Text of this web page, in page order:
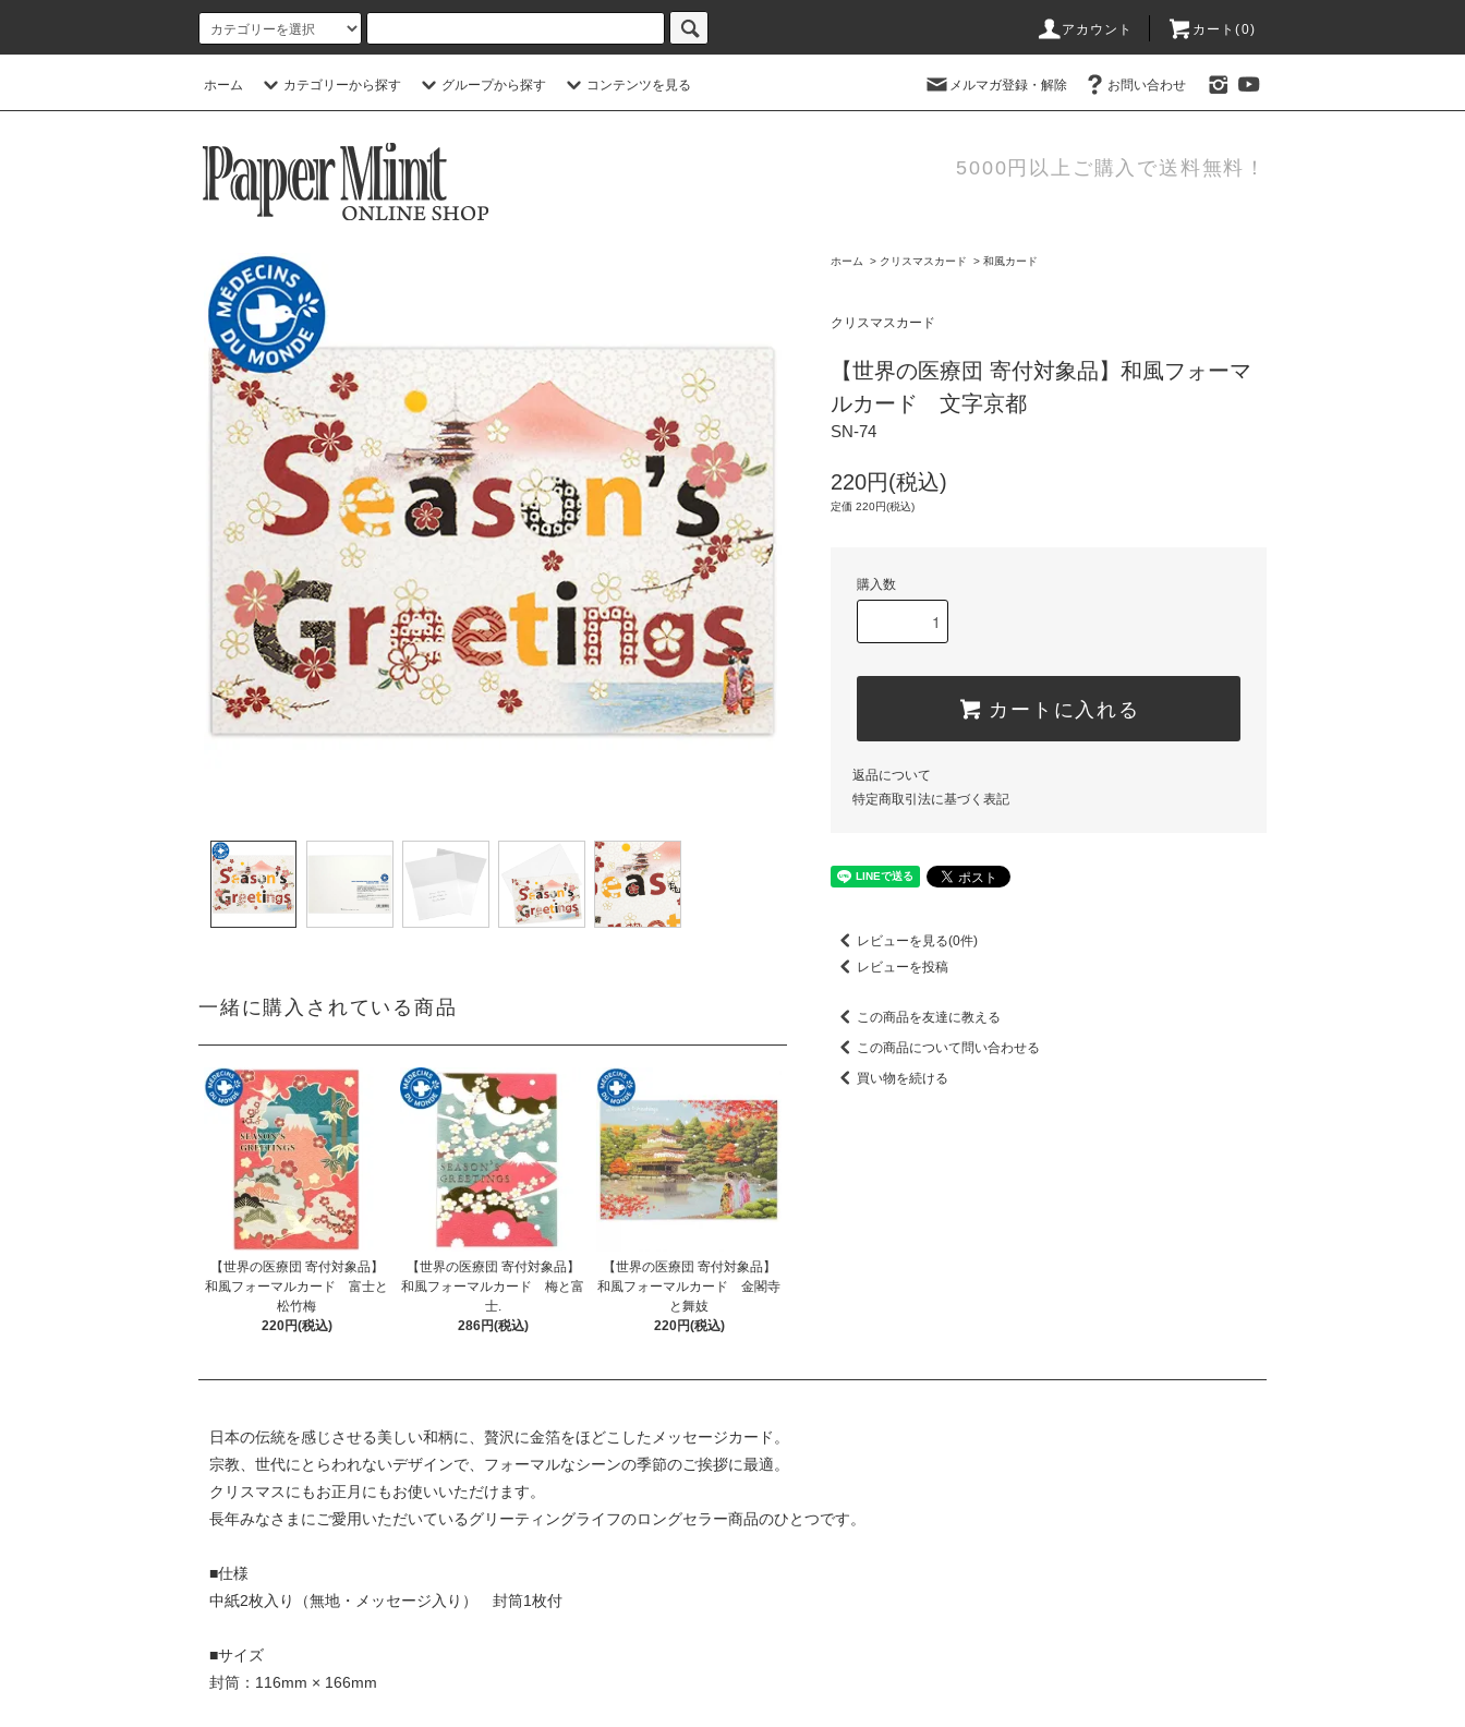
アカウント カート(0)
ホーム カテゴリーから探す グループから探す コンテンツを見る メルマガ登録・解除 お問い合わせ
5000円以上ご購入で送料無料！
一緒に購入されている商品
【世界の医療団 寄付対象品】
和風フォーマルカード 富士と
松竹梅
220円(税込)
【世界の医療団 寄付対象品】
和風フォーマルカード 梅と富
士.
286円(税込)
【世界の医療団 寄付対象品】
和風フォーマルカード 金閣寺
と舞妓
220円(税込)
ホーム > クリスマスカード > 和風カード
クリスマスカード
【世界の医療団 寄付対象品】和風フォーマ
ルカード 文字京都
SN-74
220円(税込)
定価 220円(税込)
購入数
カートに入れる
返品について
特定商取引法に基づく表記
レビューを見る(0件)
レビューを投稿
この商品を友達に教える
この商品について問い合わせる
買い物を続ける
日本の伝統を感じさせる美しい和柄に、贅沢に金箔をほどこしたメッセージカード。
宗教、世代にとらわれないデザインで、フォーマルなシーンの季節のご挨拶に最適。
クリスマスにもお正月にもお使いいただけます。
長年みなさまにご愛用いただいているグリーティングライフのロングセラー商品のひとつです。
■仕様
中紙2枚入り（無地・メッセージ入り） 封筒1枚付
■サイズ
封筒：116mm × 166mm